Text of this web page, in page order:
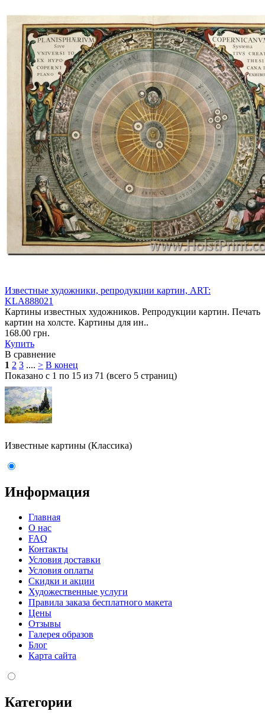
Известные художники, репродукции картин, ART:
KLA888021
Картины известных художников. Репродукции картин. Печать
картин на холсте. Картины для ин..
168.00 грн.
Купить
В сравнение
1 2 3 .... > В конец
Показано с 1 по 15 из 71 (всего 5 страниц)
Известные картины (Классика)
Информация
Главная
О нас
FAQ
Контакты
Условия доставки
Условия оплаты
Скидки и акции
Художественные услуги
Правила заказа бесплатного макета
Цены
Отзывы
Галерея образов
Блог
Карта сайта
Категории